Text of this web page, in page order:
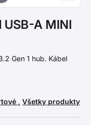
USB-A MINI
Gen 1 hub. Kábel
, Všetky produkty